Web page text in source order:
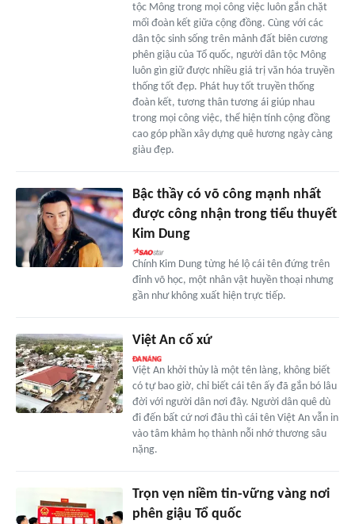
tộc Mông trong mọi công việc luôn gắn chặt
mối đoàn kết giữa cộng đồng. Cùng với các
dân tộc sinh sống trên mảnh đất biên cương
phên giậu của Tổ quốc, người dân tộc Mông
luôn gìn giữ được nhiều giá trị văn hóa truyền
thống tốt đẹp. Phát huy tốt truyền thống
đoàn kết, tương thân tương ái giúp nhau
trong mọi công việc, thể hiện tính cộng đồng
cao góp phần xây dựng quê hương ngày càng
giàu đẹp.
Bậc thầy có võ công mạnh nhất
được công nhận trong tiểu thuyết
Kim Dung
Chính Kim Dung từng hé lộ cái tên đứng trên
đỉnh võ học, một nhân vật huyền thoại nhưng
gần như không xuất hiện trực tiếp.
Việt An cố xứ
Việt An khởi thủy là một tên làng, không biết
có tự bao giờ, chỉ biết cái tên ấy đã gắn bó lâu
đời với người dân nơi đây. Người dân quê dù
đi đến bất cứ nơi đâu thì cái tên Việt An vẫn in
vào tâm khảm họ thành nỗi nhớ thương sâu
nặng.
Trọn vẹn niềm tin-vững vàng nơi
phên giậu Tổ quốc